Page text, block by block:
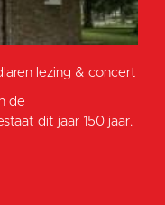
lezing & concert
de
dit jaar 150 jaar.